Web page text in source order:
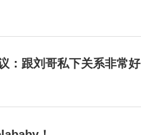
：跟刘哥私下关系非常好